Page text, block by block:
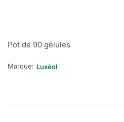
Pot de 90 gélules
Marque: Luxéol